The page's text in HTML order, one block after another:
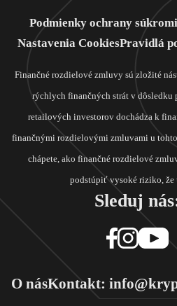
Podmienky ochrany
Nastavenia CookiesPravidlá
Finančné rozdielové zmluvy sú zložité
rýchlych finančných strát v dôsledku
retailových investorov dochádza k
finančnými rozdielovými zmluvami u
chápete, ako finančné rozdielové
podstúpiť vysoké riziko, že
Sleduj
O násKontakt: